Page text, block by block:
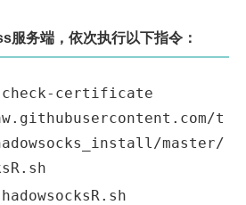
服务端，依次执行以下指令：
check-certificate
t
master/